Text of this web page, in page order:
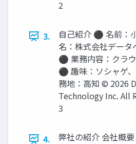
2
3.
自己紹介 ⚫ 名前：
名：株式会社データ
⚫ 業務内容：クラ
⚫ 趣味：ソシャゲ
務地：高知 © 2026
Technology Inc. All
3
4.
弊社の紹介 会社概